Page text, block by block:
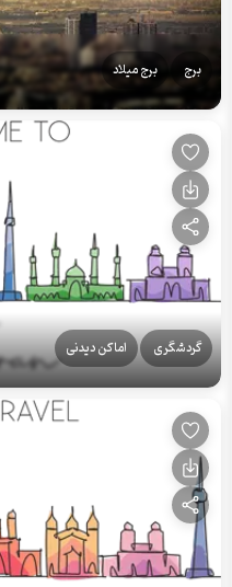
برج برج میلاد
گردشگری اماکن دیدنی